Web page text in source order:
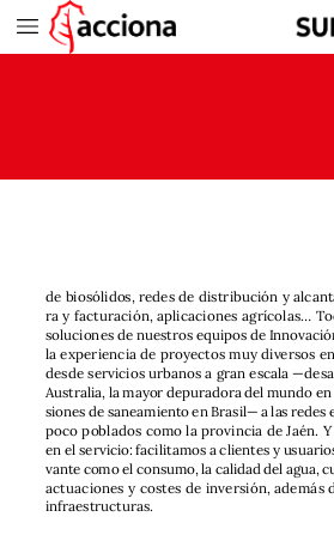
de biosólidos, redes de distribución y
ra y facturación, aplicaciones agrícolas…
soluciones de nuestros equipos de
la experiencia de proyectos muy diversos en
desde servicios urbanos a gran escala
Australia, la mayordepuradoradel mundo en
sionesdesaneamientoen Brasil—a las redes
poco poblados como la provincia de Jaén. Y
en el servicio: facilitamos a clientes y
vante comoel consumo, la calidaddel agua,
actuaciones y costes de inversión, además
infraestructuras.